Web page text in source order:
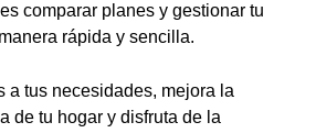
comparar planes y gestionar tu
rápida y sencilla.
a tus necesidades, mejora la
de tu hogar y disfruta de la